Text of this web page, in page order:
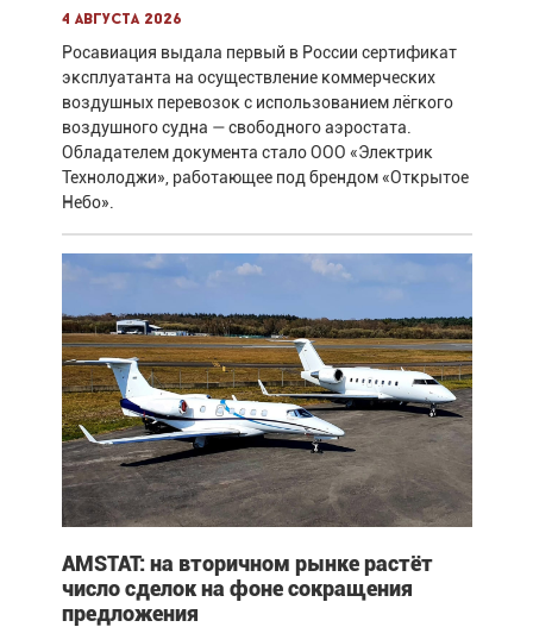
4 августа 2026
Росавиация выдала первый в России сертификат
эксплуатанта на осуществление коммерческих
воздушных перевозок с использованием лёгкого
воздушного судна — свободного аэростата.
Обладателем документа стало ООО «Электрик
Технолоджи», работающее под брендом «Открытое
Небо».
AMSTAT: на вторичном рынке растёт
число сделок на фоне сокращения
предложения